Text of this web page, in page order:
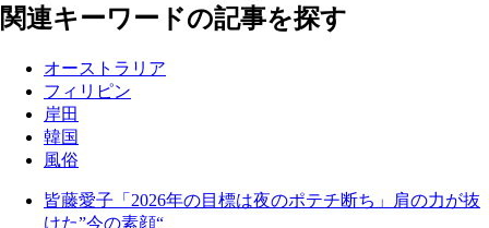
関連キーワードの記事を探す
オーストラリア
フィリピン
岸田
韓国
風俗
皆藤愛子「2026年の目標は夜のポテチ断ち」肩の力が抜
けた”今の素顔“